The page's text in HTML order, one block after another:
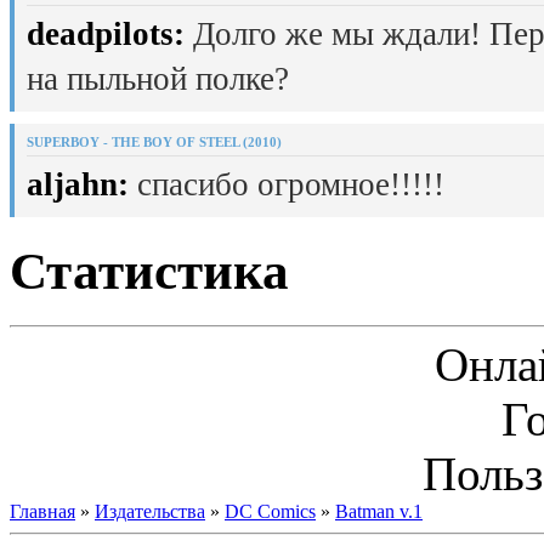
deadpilots: Долго же мы ждали!
на пыльной полке?
SUPERBOY - THE BOY OF STEEL (2010)
aljahn: спасибо огромное!!!!!
Статистика
Главная » Издательства » DC Comics » Batman v.1